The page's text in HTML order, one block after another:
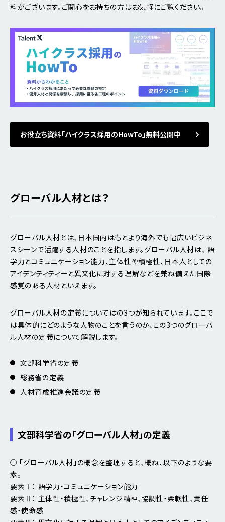
料がございます。ご関心をお持ちの方はお気軽にご覧ください。
お役立ち資料「ハイクラス採用のHowTo」無料公開中
グローバル人材とは？
グローバル人材とは、日本国内はもとより海外でも幅広いビジネ
スシーンで活躍する人材のことを指します。グローバル人材は、 語
学力とコミュニケーション能力、主体性や積極性、日本人としての
アイデンティティーと異文化に対する理解などを兼ね備えた国際
感覚のある人材といえます。
グローバル人材の定義についてはの3つが知られています。ここで
は具体的にどのような人物のことを言うのか、この3つのグローバ
ル人材の定義について解説します。
文部科学省の定義
総務省の定義
人材育成推進会議の定義
文部科学省の「グローバル人材」の定義
○ 「グローバル人材」の概念を整理すると、概ね、以下のような要
素。
要素Ⅰ： 語学力・コミュニケーション能力
要素Ⅱ： 主体性・積極性、チャレンジ精神、協調性・柔軟性、責任
感・使命感